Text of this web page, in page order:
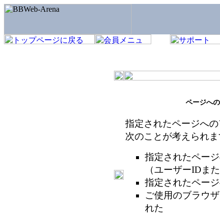
ページへ
指定されたページへ
次のことが考えられ
指定されたペー
（ユーザーIDま
指定されたペー
ご使用のブラウ
れた